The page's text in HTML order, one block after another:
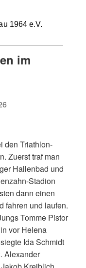
im
den Triathlon-
Zuerst traf man
Hallenbad und
Stadion
dann einen
fahren und laufen.
Tomme Pistor
vor Helena
Ida Schmidt
Alexander